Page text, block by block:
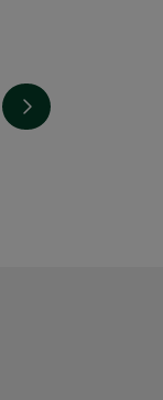
Seite vor